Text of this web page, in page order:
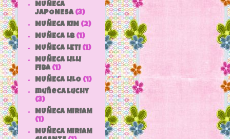
MUÑECA
JAPONESA (3)
MUÑECA KIM (2)
MUÑECA LB (1)
MUÑECA LETI (1)
MUÑECA LILLI
FIBA (1)
MUÑECA LILO (1)
muñeca luchy
(3)
MUÑECA MIRIAM
(1)
MUÑECA MIRIAM